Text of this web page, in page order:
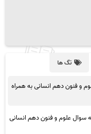
تگ ها
و فنون دهم انسانی به همراه
سوال علوم و فنون دهم انسانی